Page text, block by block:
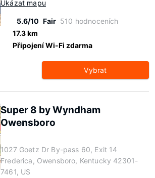
Ukázat mapu
5.6/10 Fair 510 hodnoceních
17.3 km
Připojení Wi-Fi zdarma
Vybrat
Super 8 by Wyndham
Owensboro
1027 Goetz Dr By-pass 60, Exit 14
Frederica, Owensboro, Kentucky 42301-
7461, US